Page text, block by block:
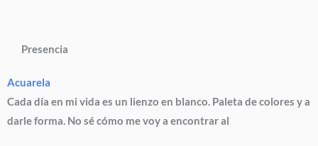
Presencia
Acuarela
Cada día en mi vida es un lienzo en blanco. Paleta de colores y a
darle forma. No sé cómo me voy a encontrar al